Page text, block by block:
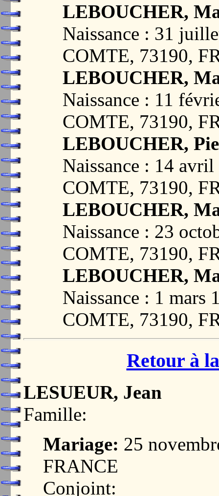
LEBOUCHER,
Naissance : 31
COMTE, 73190,
LEBOUCHER,
Naissance : 11
COMTE, 73190,
LEBOUCHER,
Naissance : 14
COMTE, 73190,
LEBOUCHER,
Naissance : 23
COMTE, 73190,
LEBOUCHER,
Naissance : 1 mars
COMTE, 73190,
Retour à
LESUEUR, Jean
Famille:
Mariage: 25
FRANCE
Conjoint: